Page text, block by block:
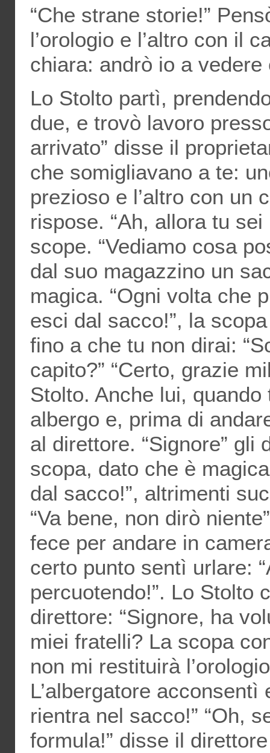
“Che strane storie!”
l’orologio e l’altro con il
chiara: andrò io a vedere
Lo Stolto partì,
due, e trovò lavoro
arrivato” disse il
che somigliavano a te:
prezioso e l’altro con un
rispose. “Ah, allora tu
scope. “Vediamo cosa
dal suo magazzino un
magica. “Ogni volta che
esci dal sacco!”, la
fino a che tu non dirai:
capito?” “Certo, grazie
Stolto. Anche lui,
albergo e, prima di
al direttore. “Signore” gli
scopa, dato che è
dal sacco!”, altrimenti
“Va bene, non dirò
fece per andare in
certo punto sentì urlare:
percuotendo!”. Lo Stolto
direttore: “Signore, ha
miei fratelli? La scopa
non mi restituirà
L’albergatore
rientra nel sacco!” “Oh,
formula!” disse il